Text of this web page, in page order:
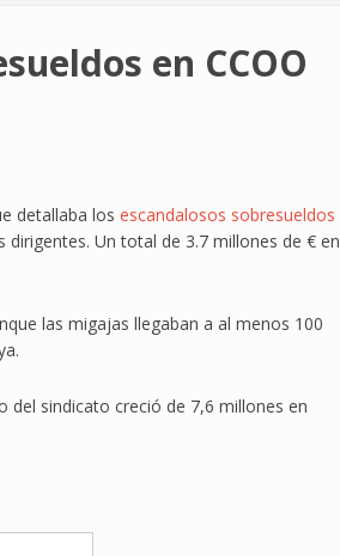
en CCOO
detallaba los escandalosos sobresueldos
dirigentes. Un total de 3.7 millones de € en
las migajas llegaban a al menos 100
sindicato creció de 7,6 millones en